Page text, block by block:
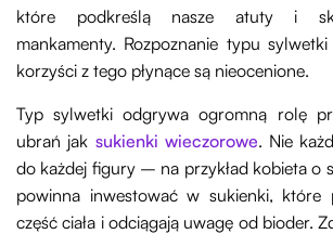
które podkreślą nasze atuty i
mankamenty. Rozpoznanie typu
korzyści z tego płynące są nieocenione.
Typ sylwetki odgrywa ogromną rolę
ubrań jak sukienki wieczorowe. Nie
do każdej figury – na przykład kobieta o
powinna inwestować w sukienki, które
część ciała i odciągają uwagę od bioder.